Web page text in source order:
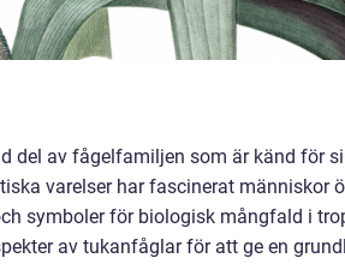
del av fågelfamiljen som är känd för
varelser har fascinerat människor
symboler för biologisk mångfald i
av tukanfåglar för att ge en